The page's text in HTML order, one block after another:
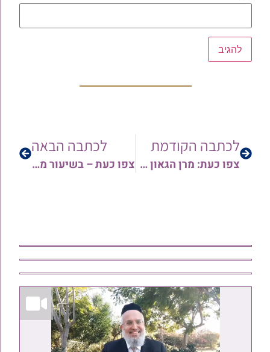
לכתבה הקודמת
צפו כעת: מרן הגאון רבי עזריה בסיס זצ"ל בהדלקת נרות חנוכה
לכתבה הבאה
צפו כעת – בשיעור מיוחד מאת מרן הגר"ע בסיס זצ"ל בעניין שינויי מנהגים בקריאת התורה